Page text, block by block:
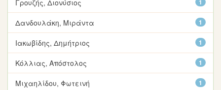
1
Γρουζής, Διονύσιος
1
Δανδουλάκη, Μιράντα
1
Ιακωβίδης, Δημήτριος
1
Κόλλιας, Απόστολος
1
Μιχαηλίδου, Φωτεινή